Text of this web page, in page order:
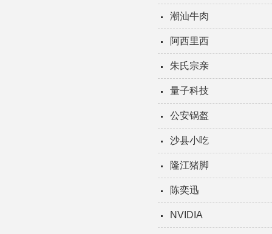
潮汕牛肉
阿西里西
朱氏宗亲
量子科技
公安锅盔
沙县小吃
隆江猪脚
陈奕迅
NVIDIA